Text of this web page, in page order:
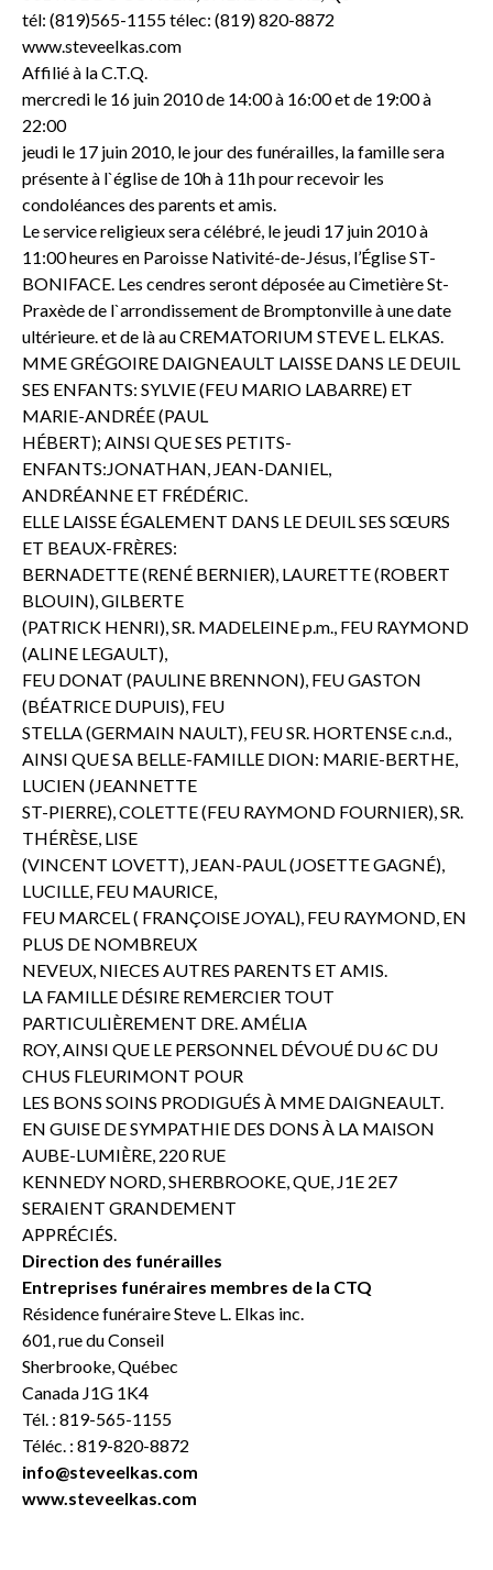
tél: (819)565-1155 télec: (819) 820-8872
www.steveelkas.com
Affilié à la C.T.Q.
mercredi le 16 juin 2010 de 14:00 à 16:00 et de 19:00 à
22:00
jeudi le 17 juin 2010, le jour des funérailles, la famille sera
présente à l`église de 10h à 11h pour recevoir les
condoléances des parents et amis.
Le service religieux sera célébré, le jeudi 17 juin 2010 à
11:00 heures en Paroisse Nativité-de-Jésus, l’Église ST-
BONIFACE. Les cendres seront déposée au Cimetière St-
Praxède de l`arrondissement de Bromptonville à une date
ultérieure. et de là au CREMATORIUM STEVE L. ELKAS.
MME GRÉGOIRE DAIGNEAULT LAISSE DANS LE DEUIL
SES ENFANTS: SYLVIE (FEU MARIO LABARRE) ET
MARIE-ANDRÉE (PAUL
HÉBERT); AINSI QUE SES PETITS-
ENFANTS:JONATHAN, JEAN-DANIEL,
ANDRÉANNE ET FRÉDÉRIC.
ELLE LAISSE ÉGALEMENT DANS LE DEUIL SES SŒURS
ET BEAUX-FRÈRES:
BERNADETTE (RENÉ BERNIER), LAURETTE (ROBERT
BLOUIN), GILBERTE
(PATRICK HENRI), SR. MADELEINE p.m., FEU RAYMOND
(ALINE LEGAULT),
FEU DONAT (PAULINE BRENNON), FEU GASTON
(BÉATRICE DUPUIS), FEU
STELLA (GERMAIN NAULT), FEU SR. HORTENSE c.n.d.,
AINSI QUE SA BELLE-FAMILLE DION: MARIE-BERTHE,
LUCIEN (JEANNETTE
ST-PIERRE), COLETTE (FEU RAYMOND FOURNIER), SR.
THÉRÈSE, LISE
(VINCENT LOVETT), JEAN-PAUL (JOSETTE GAGNÉ),
LUCILLE, FEU MAURICE,
FEU MARCEL ( FRANÇOISE JOYAL), FEU RAYMOND, EN
PLUS DE NOMBREUX
NEVEUX, NIECES AUTRES PARENTS ET AMIS.
LA FAMILLE DÉSIRE REMERCIER TOUT
PARTICULIÈREMENT DRE. AMÉLIA
ROY, AINSI QUE LE PERSONNEL DÉVOUÉ DU 6C DU
CHUS FLEURIMONT POUR
LES BONS SOINS PRODIGUÉS À MME DAIGNEAULT.
EN GUISE DE SYMPATHIE DES DONS À LA MAISON
AUBE-LUMIÈRE, 220 RUE
KENNEDY NORD, SHERBROOKE, QUE, J1E 2E7
SERAIENT GRANDEMENT
APPRÉCIÉS.
Direction des funérailles
Entreprises funéraires membres de la CTQ
Résidence funéraire Steve L. Elkas inc.
601, rue du Conseil
Sherbrooke, Québec
Canada J1G 1K4
Tél. : 819-565-1155
Téléc. : 819-820-8872
info@steveelkas.com
www.steveelkas.com